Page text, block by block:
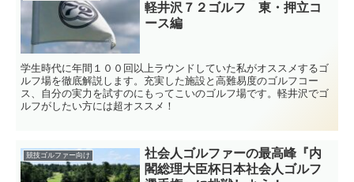
軽井沢７２ゴルフ 東・押立コ
ース編
学生時代に年間１００回以上ラウンドしていた私がオススメするゴ
ルフ場を徹底解説します。充実した施設と高難易度のゴルフコー
ス、自分の実力を試すのにもってこいのゴルフ場です。軽井沢でゴ
ルフがしたい方には超オススメ！
競技ゴルファー向け
社会人ゴルファーの最高峰『内
閣総理大臣杯日本社会人ゴルフ